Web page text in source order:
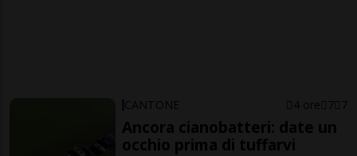
CANTONE 4 ore 7 7
Ancora cianobatteri: date un
occhio prima di tuffarvi